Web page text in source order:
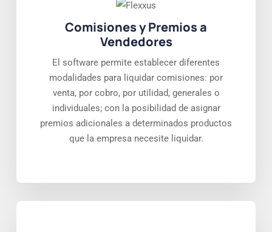
Comisiones y Premios a
Vendedores
El software permite establecer diferentes
modalidades para liquidar comisiones: por
venta, por cobro, por utilidad, generales o
individuales; con la posibilidad de asignar
premios adicionales a determinados productos
que la empresa necesite liquidar.